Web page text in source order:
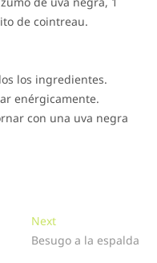
de cointreau.
los ingredientes.
enérgicamente.
con una uva negra
NextNext
post:
Besugo a la espalda